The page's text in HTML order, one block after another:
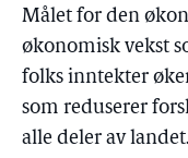
Målet for den
økonomisk vekst
folks inntekter
som reduserer
alle deler av